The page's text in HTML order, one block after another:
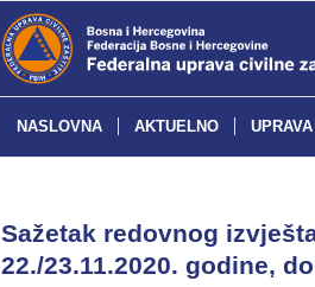
NASLOVNA AKTUELNO UPRAVA
Sažetak redovnog
22./23.11.2020. godine,